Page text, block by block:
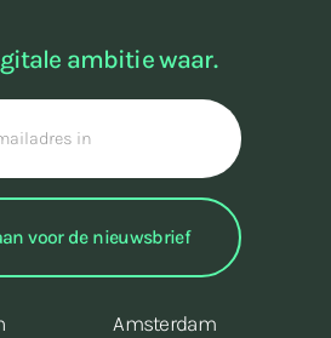
ambitie waar.
Amsterdam